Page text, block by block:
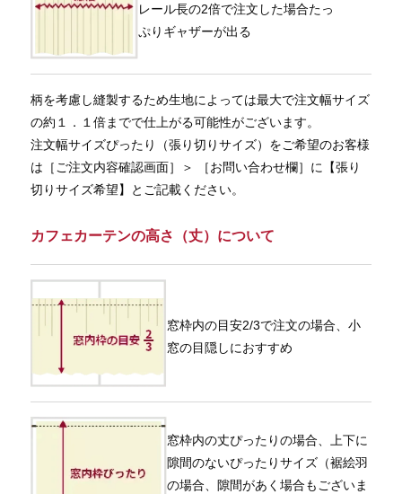
レール長の2倍で注文した場合たっ
ぷりギャザーが出る
柄を考慮し縫製するため生地によっては最大で注文幅サイズ
の約１．１倍までで仕上がる可能性がございます。
注文幅サイズぴったり（張り切りサイズ）をご希望のお客様
は［ご注文内容確認画面］＞ ［お問い合わせ欄］に【張り
切りサイズ希望】とご記載ください。
カフェカーテンの高さ（丈）について
窓枠内の目安2/3で注文の場合、小
窓の目隠しにおすすめ
窓枠内の丈ぴったりの場合、上下に
隙間のないぴったりサイズ（裾絵羽
の場合、隙間があく場合もございま